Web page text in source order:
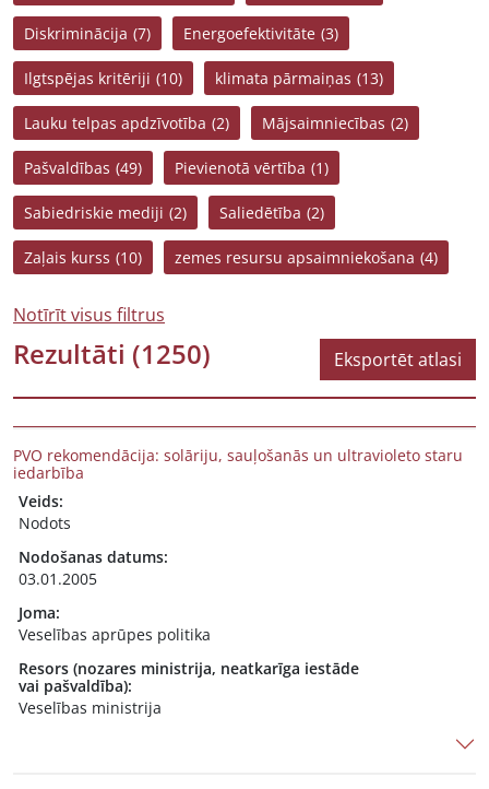
Diskriminācija (7) Energoefektivitāte (3)
Ilgtspējas kritēriji (10) klimata pārmaiņas (13)
Lauku telpas apdzīvotība (2) Mājsaimniecības (2)
Pašvaldības (49) Pievienotā vērtība (1)
Sabiedriskie mediji (2) Saliedētība (2)
Zaļais kurss (10) zemes resursu apsaimniekošana (4)
Notīrīt visus filtrus
Rezultāti (1250) Eksportēt atlasi
PVO rekomendācija: solāriju, sauļošanās un ultravioleto staru
iedarbība
Veids:
Nodots
Nodošanas datums:
03.01.2005
Joma:
Veselības aprūpes politika
Resors (nozares ministrija, neatkarīga iestāde
vai pašvaldība):
Veselības ministrija